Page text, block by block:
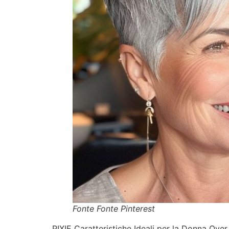
Fonte Fonte Pinterest